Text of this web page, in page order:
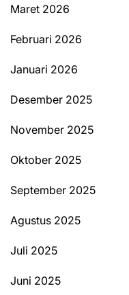
Maret 2026
Februari 2026
Januari 2026
Desember 2025
November 2025
Oktober 2025
September 2025
Agustus 2025
Juli 2025
Juni 2025